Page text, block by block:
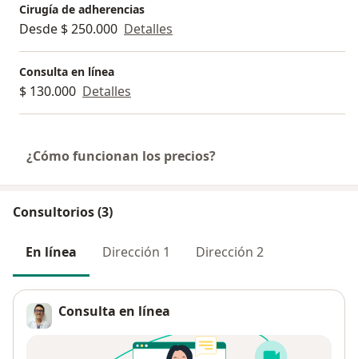
Cirugía de adherencias
Desde $ 250.000 Detalles
Consulta en línea
$ 130.000 Detalles
¿Cómo funcionan los precios?
Consultorios (3)
En línea Dirección 1 Dirección 2
Consulta en línea